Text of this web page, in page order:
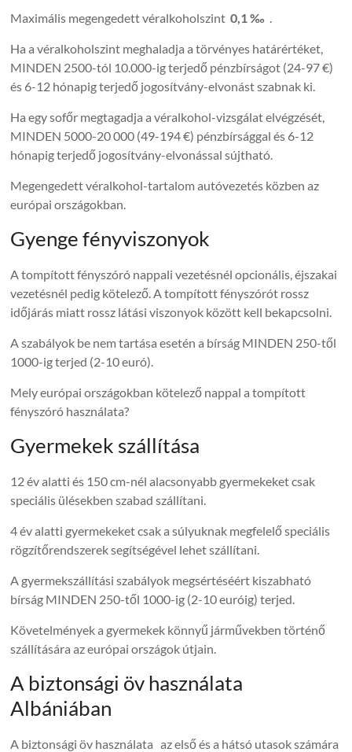
Maximális megengedett véralkoholszint0,1 ‰ .
Ha a véralkoholszint meghaladja a törvényes határértéket,
MINDEN 2500-tól 10.000-ig terjedő pénzbírságot (24-97 €)
és 6-12 hónapig terjedő jogosítvány-elvonást szabnak ki.
Ha egy sofőr megtagadja a véralkohol-vizsgálat elvégzését,
MINDEN 5000-20 000 (49-194 €) pénzbírsággal és 6-12
hónapig terjedő jogosítvány-elvonással sújtható.
Megengedett véralkohol-tartalom autóvezetés közben az
európai országokban.
Gyenge fényviszonyok
A tompított fényszóró nappali vezetésnél opcionális, éjszakai
vezetésnél pedig kötelező. A tompított fényszórót rossz
időjárás miatt rossz látási viszonyok között kell bekapcsolni.
A szabályok be nem tartása esetén a bírság MINDEN 250-től
1000-ig terjed (2-10 euró).
Mely európai országokban kötelező nappal a tompított
fényszóró használata?
Gyermekek szállítása
12 év alatti és 150 cm-nél alacsonyabb gyermekeket csak
speciális ülésekben szabad szállítani.
4 év alatti gyermekeket csak a súlyuknak megfelelő speciális
rögzítőrendszerek segítségével lehet szállítani.
A gyermekszállítási szabályok megsértéséért kiszabható
bírság MINDEN 250-től 1000-ig (2-10 euróig) terjed.
Követelmények a gyermekek könnyű járművekben történő
szállítására az európai országok útjain.
A biztonsági öv használata
Albániában
A biztonsági öv használata az első és a hátsó utasok számára